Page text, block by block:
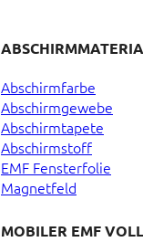
Abschirmfarbe
Abschirmgewebe
Abschirmtapete
Abschirmstoff
EMF Fensterfolie
Magnetfeld
MOBILER EMF